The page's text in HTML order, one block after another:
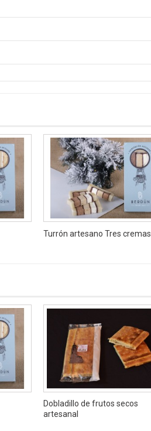
Turrón artesano Tres cremas
Dobladillo de frutos secos
artesanal